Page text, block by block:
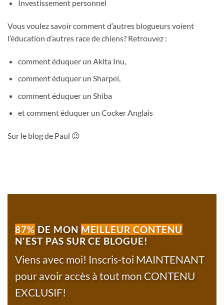
Investissement personnel
Vous voulez savoir comment d’autres blogueurs voient
l’éducation d’autres race de chiens? Retrouvez :
comment éduquer un Akita Inu,
comment éduquer un Sharpei,
comment éduquer un Shiba
et comment éduquer un Cocker Anglais
Sur le blog de Paul 😉
87%DE MON MEILLEUR CONTENU
N'EST PAS SUR CE BLOGUE!
Viens avec moi! Inscris-toi MAINTENANT
pour avoir accès à tout mon CONTENU
EXCLUSIF!